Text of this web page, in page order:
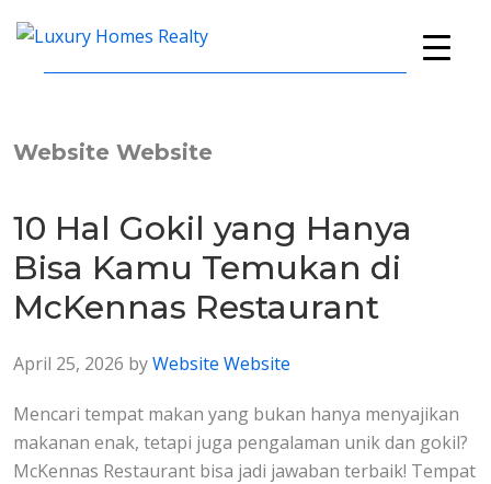
to
primary
to
to
footerHomes
Real
Website Website
10 Hal Gokil yang Hanya
Bisa Kamu Temukan di
McKennas Restaurant
April 25, 2026 byWebsite Website
Mencari tempat makan yang bukan hanya menyajikan
makanan enak, tetapi juga pengalaman unik dan gokil?
McKennas Restaurant bisa jadi jawaban terbaik! Tempat